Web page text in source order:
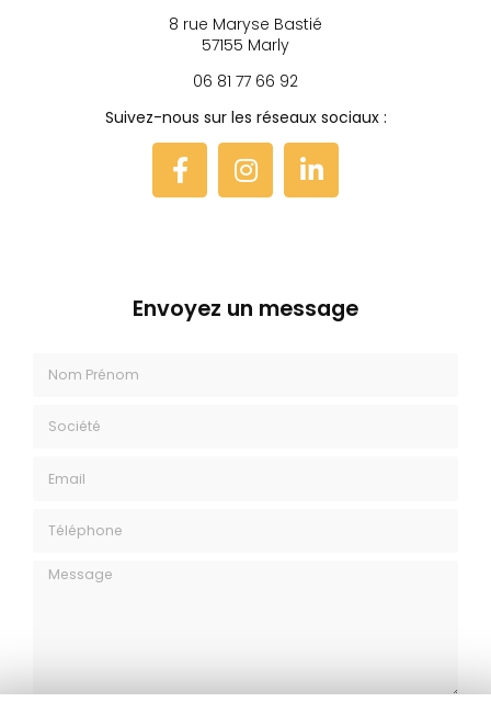
8 rue Maryse Bastié
57155 Marly
06 81 77 66 92
Suivez-nous sur les réseaux sociaux :
Envoyez un message
Message